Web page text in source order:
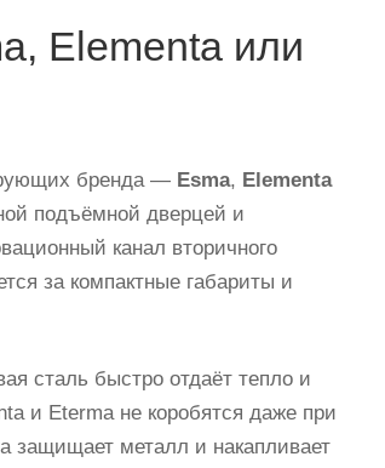
Elementa или
бренда — Esma, Elementa
подъёмной дверцей и
канал вторичного
за компактные габариты и
сталь быстро отдаёт тепло и
и Eterma не коробятся даже при
защищает металл и накапливает